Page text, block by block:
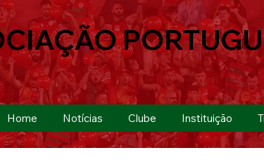
Home Notícias Clube Instituição